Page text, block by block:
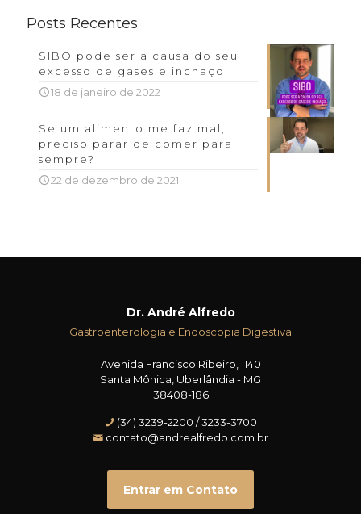
Posts Recentes
SIBO pode ser a causa do seu
excesso de gases e inchaço
18 de janeiro de 2022
Se um alimento me faz mal,
preciso parar de comer para
sempre?
22 de dezembro de 2021
Dr. André Alfredo
Gastroenterologia e Endoscopia Digestiva
Avenida Francisco Ribeiro, 1140
Santa Mônica, Uberlândia - MG
38408-186
(34) 3239-2200 / 3233-3700
contato@andrealfredo.com.br
Entrar em Contato